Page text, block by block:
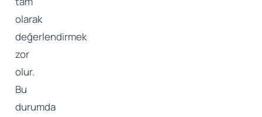
olarak
değerlendirmek
zor
olur.
Bu
durumda